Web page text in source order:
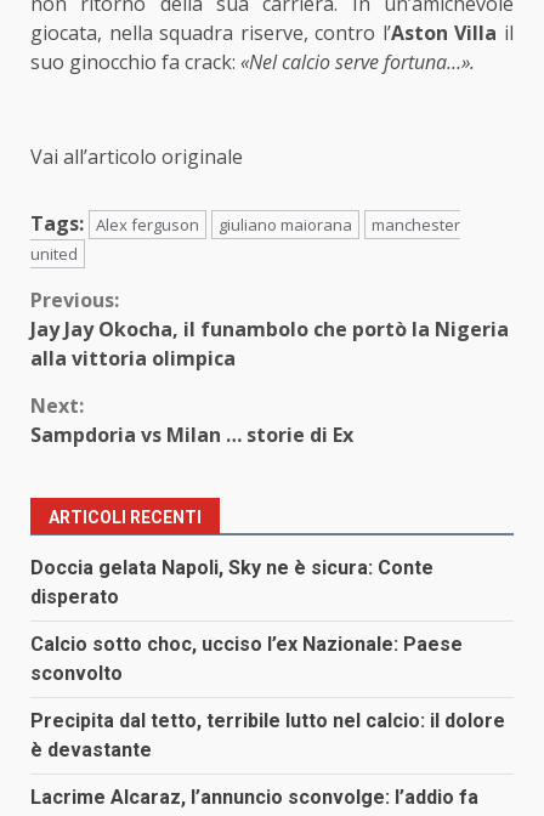
giocata, nella squadra riserve, contro l’Aston Villa il
suo ginocchio fa crack: «Nel calcio serve fortuna…».
Vai all’articolo originale
Tags: Alex ferguson giuliano maiorana
manchester
united
Continue
Reading
Previous:
Jay Jay Okocha, il funambolo che portò la Nigeria
alla vittoria olimpica
Next:
Sampdoria vs Milan … storie di Ex
ARTICOLI RECENTI
Doccia gelata Napoli, Sky ne è sicura: Conte
disperato
Calcio sotto choc, ucciso l’ex Nazionale: Paese
sconvolto
Precipita dal tetto, terribile lutto nel calcio: il dolore
è devastante
Lacrime Alcaraz, l’annuncio sconvolge: l’addio fa